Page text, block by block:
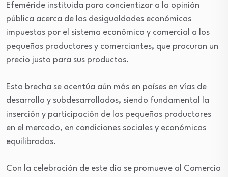
Efeméride instituida para concientizar a la opinión
pública acerca de las desigualdades económicas
impuestas por el sistema económico y comercial a los
pequeños productores y comerciantes, que procuran un
precio justo para sus productos.
Esta brecha se acentúa aún más en países en vías de
desarrollo y subdesarrollados, siendo fundamental la
inserción y participación de los pequeños productores
en el mercado, en condiciones sociales y económicas
equilibradas.
Con la celebración de este día se promueve al Comercio